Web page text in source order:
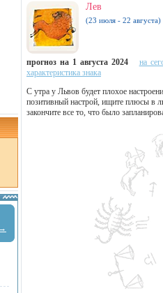
Лев
(23 июля - 22 августа)
прогноз на 1 августа 2024
на
характеристика знака
С утра у Львов будет плохое
позитивный настрой, ищите плюсы в
закончите все то, что было